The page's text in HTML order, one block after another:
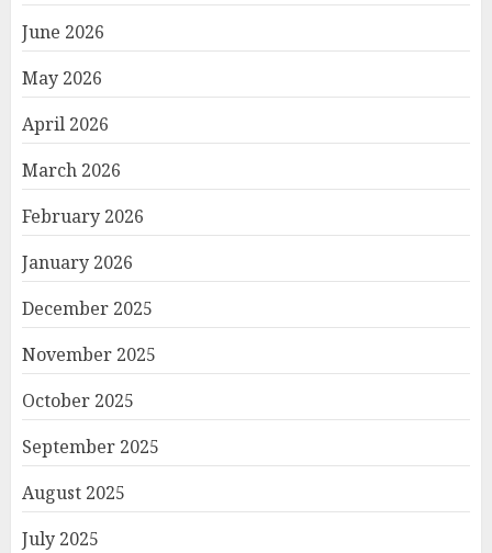
June 2026
May 2026
April 2026
March 2026
February 2026
January 2026
December 2025
November 2025
October 2025
September 2025
August 2025
July 2025